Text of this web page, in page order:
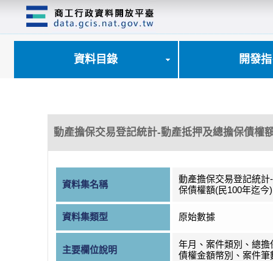
資料目錄 開發
動產擔保交易登記統計-動產抵押及總擔保債權
資料集名稱
動產擔保交易登記統
保債權額(民100年迄今)
資料集類型 原始數據
主要欄位說明
年月、案件類別、總擔
債權金額幣別、案件筆